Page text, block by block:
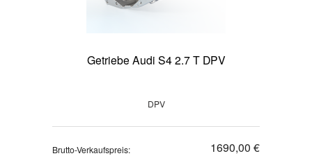
Getriebe Audi S4 2.7 T DPV
DPV
Brutto-Verkaufspreis: 1690,00 €